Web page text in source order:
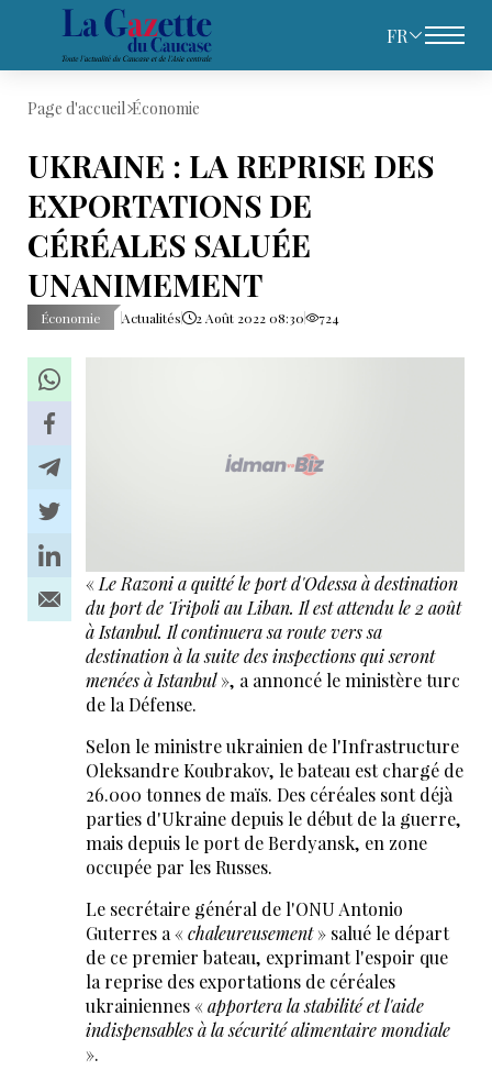
FR
Page d'accueil Économie
UKRAINE : LA REPRISE DES
EXPORTATIONS DE
CÉRÉALES SALUÉE
UNANIMEMENT
Économie Actualités 2 Août 2022 08:30 724
« Le Razoni a quitté le port d'Odessa à destination
du port de Tripoli au Liban. Il est attendu le 2 août
à Istanbul. Il continuera sa route vers sa
destination à la suite des inspections qui seront
menées à Istanbul», a annoncé le ministère turc
de la Défense.
Selon le ministre ukrainien de l'Infrastructure
Oleksandre Koubrakov, le bateau est chargé de
26.000 tonnes de maïs. Des céréales sont déjà
parties d'Ukraine depuis le début de la guerre,
mais depuis le port de Berdyansk, en zone
occupée par les Russes.
Le secrétaire général de l'ONU Antonio
Guterres a «chaleureusement» salué le départ
de ce premier bateau, exprimant l'espoir que
la reprise des exportations de céréales
ukrainiennes «apportera la stabilité et l'aide
indispensables à la sécurité alimentaire mondiale
».